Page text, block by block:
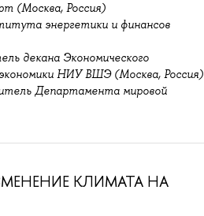
(Москва, Россия)
энергетики и финансов
декана Экономического
НИУ ВШЭ (Москва, Россия)
Департамента мировой
КЛИМАТА НА